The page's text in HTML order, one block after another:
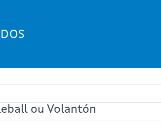
ou Volantón